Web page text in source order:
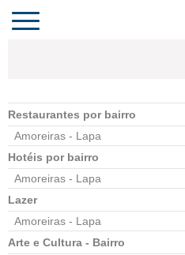
Toggle
navigation
Restaurantes por bairro
Amoreiras - Lapa
Hotéis por bairro
Amoreiras - Lapa
Lazer
Amoreiras - Lapa
Arte e Cultura - Bairro